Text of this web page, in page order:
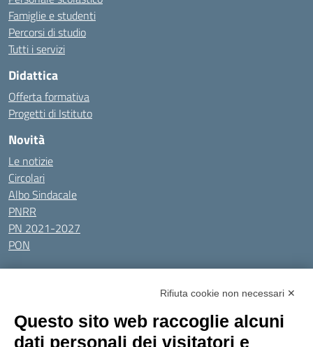
Famiglie e studenti
Percorsi di studio
Tutti i servizi
Didattica
Offerta formativa
Progetti di Istituto
Novità
Le notizie
Circolari
Albo Sindacale
PNRR
PN 2021-2027
PON
Tutti gli argomenti
Amministrazione Trasparente
Privacy Policy
Dichiarazione di accessibilitàObiettivi di accessibilità
Rifiuta cookie non necessari ✕
Questo sito web raccoglie alcuni
dati personali dei visitatori e